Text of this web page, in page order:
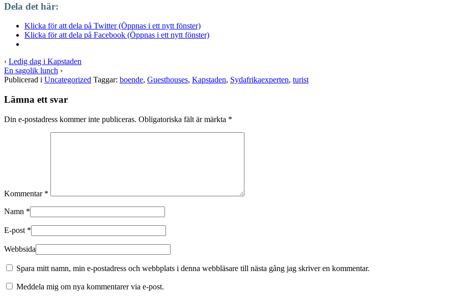
Dela det här:
Klicka för att dela på Twitter (Öppnas i ett nytt fönster)
Klicka för att dela på Facebook (Öppnas i ett nytt fönster)
‹ Ledig dag i Kapstaden
En sagolik lunch ›
Publicerad i Uncategorized Taggar: boende, Guesthouses, Kapstaden, Sydafrikaexperten, turist
Lämna ett svar
Din e-postadress kommer inte publiceras. Obligatoriska fält är märkta *
Kommentar *
Namn *
E-post *
Webbsida
Spara mitt namn, min e-postadress och webbplats i denna webbläsare till nästa gång jag skriver en kommentar.
Meddela mig om nya kommentarer via e-post.